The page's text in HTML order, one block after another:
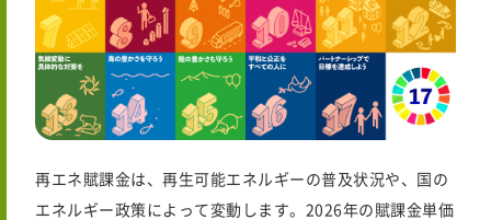
再エネ賦課金は、再生可能エネルギーの普及状況や、国の
エネルギー政策によって変動します。 2026年の賦課金単価